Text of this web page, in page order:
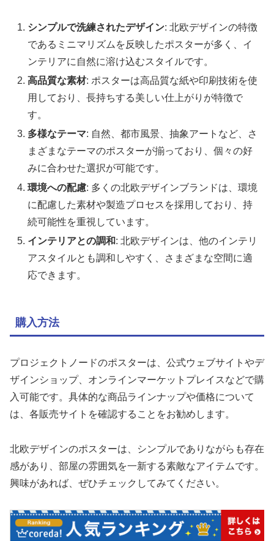
シンプルで洗練されたデザイン: 北欧デザインの特徴
であるミニマリズムを反映したポスターが多く、イ
ンテリアに自然に溶け込むスタイルです。
高品質な素材: ポスターは高品質な紙や印刷技術を使
用しており、長持ちする美しい仕上がりが特徴で
す。
多様なテーマ: 自然、都市風景、抽象アートなど、さ
まざまなテーマのポスターが揃っており、個々の好
みに合わせた選択が可能です。
環境への配慮: 多くの北欧デザインブランドは、環境
に配慮した素材や製造プロセスを採用しており、持
続可能性を重視しています。
インテリアとの調和: 北欧デザインは、他のインテリ
アスタイルとも調和しやすく、さまざまな空間に適
応できます。
購入方法
プロジェクトノードのポスターは、公式ウェブサイトやデ
ザインショップ、オンラインマーケットプレイスなどで購
入可能です。具体的な商品ラインナップや価格について
は、各販売サイトを確認することをお勧めします。
北欧デザインのポスターは、シンプルでありながらも存在
感があり、部屋の雰囲気を一新する素敵なアイテムです。
興味があれば、ぜひチェックしてみてください。